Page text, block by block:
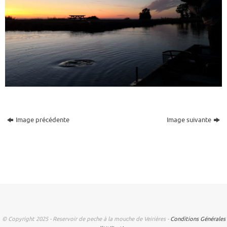
Image précédente Image suivante
© Copyright 2025 - Reservoir de peche à la mouche de Veirières - Conditions Générales